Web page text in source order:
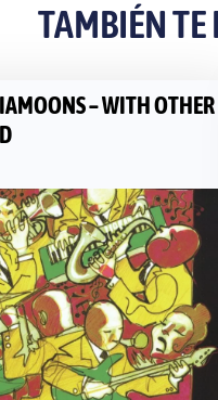
TAMBIÉN TE
– WITH OTHER